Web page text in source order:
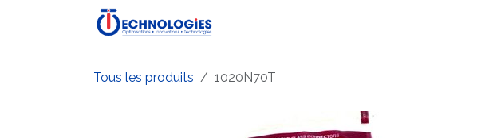
Se rendre au contenu
Tous les produits 1020N70T